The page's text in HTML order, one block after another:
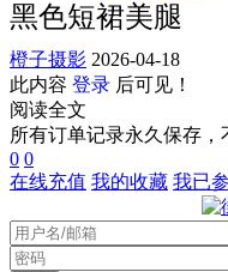
黑色短裙美腿
橙子摄影 2026-04-18
此内容 登录 后可见！
阅读全文
所有订单记录永久保存，
0 0
在线充值 我的收藏 我已